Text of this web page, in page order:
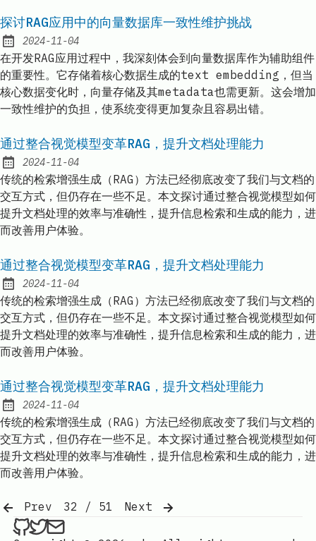
探讨RAG应用中的向量数据库一致性维护挑战
Published:
2024-11-04
在开发RAG应用过程中，我深刻体会到向量数据库作为辅助组件
的重要性。它存储着核心数据生成的text embedding，但当
核心数据变化时，向量存储及其metadata也需更新。这会增加
一致性维护的负担，使系统变得更加复杂且容易出错。
通过整合视觉模型变革RAG，提升文档处理能力
Published:
2024-11-04
传统的检索增强生成（RAG）方法已经彻底改变了我们与文档的
交互方式，但仍存在一些不足。本文探讨通过整合视觉模型如何
提升文档处理的效率与准确性，提升信息检索和生成的能力，进
而改善用户体验。
通过整合视觉模型变革RAG，提升文档处理能力
Published:
2024-11-04
传统的检索增强生成（RAG）方法已经彻底改变了我们与文档的
交互方式，但仍存在一些不足。本文探讨通过整合视觉模型如何
提升文档处理的效率与准确性，提升信息检索和生成的能力，进
而改善用户体验。
通过整合视觉模型变革RAG，提升文档处理能力
Published:
2024-11-04
传统的检索增强生成（RAG）方法已经彻底改变了我们与文档的
交互方式，但仍存在一些不足。本文探讨通过整合视觉模型如何
提升文档处理的效率与准确性，提升信息检索和生成的能力，进
而改善用户体验。
Prev 32 / 51
Next
ethan4768 on Github
ethan4768 on Twitter
Send an email to